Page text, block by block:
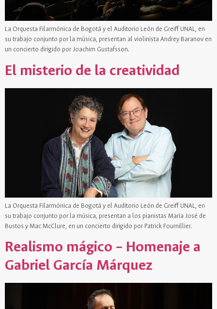
La Orquesta Filarmónica de Bogotá y el Auditorio León de Greiff UNAL, en
su trabajo conjunto por la música, presentan al violinista Andrey Baranov en
un concierto dirigido por Joachim Gustafsson.
El misterio de la creatividad
La Orquesta Filarmónica de Bogotá y el Auditorio León de Greiff UNAL, en
su trabajo conjunto por la música, presentan a los pianistas María José de
Bustos y Mac McClure, en un concierto dirigido por Patrick Fournillier.
Realismo mágico – Homenaje a
Gabriel García Márquez